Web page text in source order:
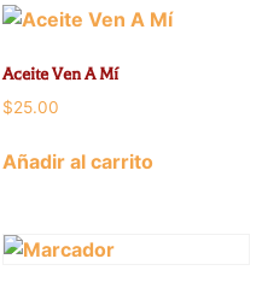
Aceite Ven A Mí
$25.00
Añadir al carrito